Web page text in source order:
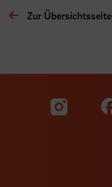
Zur Übersichtsseite